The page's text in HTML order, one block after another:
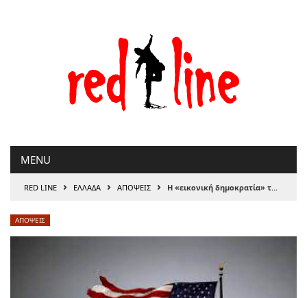
MENU
RED LINE › ΕΛΛΑΔΑ › ΑΠΟΨΕΙΣ › Η «εικονική δημοκρατία» των ΗΠΑ
ΑΠΟΨΕΙΣ